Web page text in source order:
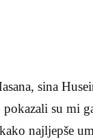
sina
su mi
najljepše